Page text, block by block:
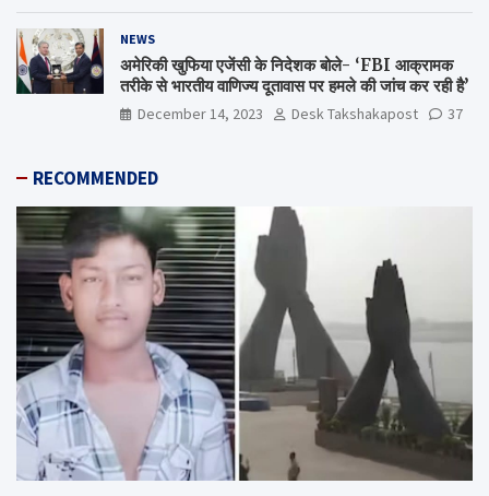
NEWS
अमेरिकी खुफिया एजेंसी के निदेशक बोले- ‘FBI आक्रामक
तरीके से भारतीय वाणिज्य दूतावास पर हमले की जांच कर रही है’
December 14, 2023 Desk Takshakapost 37
RECOMMENDED